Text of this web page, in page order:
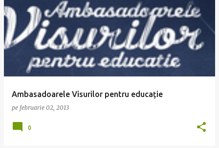
Ambasadoarele Visurilor pentru educație
pe februarie 02, 2013
0